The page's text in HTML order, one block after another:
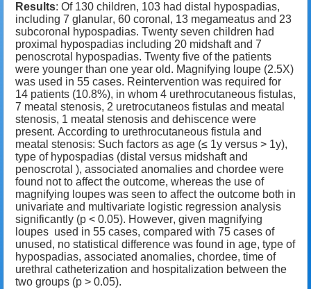
Results: Of 130 children, 103 had distal hypospadias,
including 7 glanular, 60 coronal, 13 megameatus and 23
subcoronal hypospadias. Twenty seven children had
proximal hypospadias including 20 midshaft and 7
penoscrotal hypospadias. Twenty five of the patients
were younger than one year old. Magnifying loupe (2.5X)
was used in 55 cases. Reintervention was required for
14 patients (10.8%), in whom 4 urethrocutaneous fistulas,
7 meatal stenosis, 2 uretrocutaneos fistulas and meatal
stenosis, 1 meatal stenosis and dehiscence were
present. According to urethrocutaneous fistula and
meatal stenosis: Such factors as age (≤ 1y versus ˃ 1y),
type of hypospadias (distal versus midshaft and
penoscrotal ), associated anomalies and chordee were
found not to affect the outcome, whereas the use of
magnifying loupes was seen to affect the outcome both in
univariate and multivariate logistic regression analysis
significantly (p < 0.05). However, given magnifying
loupes used in 55 cases, compared with 75 cases of
unused, no statistical difference was found in age, type of
hypospadias, associated anomalies, chordee, time of
urethral catheterization and hospitalization between the
two groups (p ˃ 0.05).